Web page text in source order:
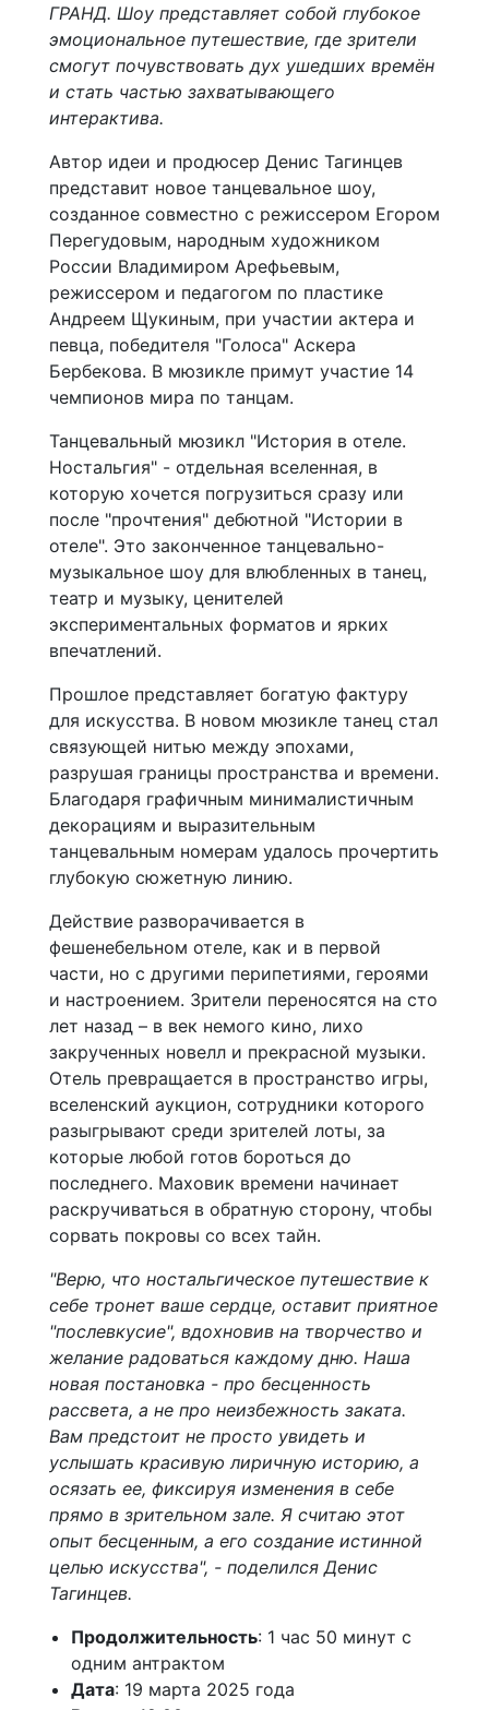
ГРАНД. Шоу представляет собой глубокое
эмоциональное путешествие, где зрители
смогут почувствовать дух ушедших времён
и стать частью захватывающего
интерактива.
Автор идеи и продюсер Денис Тагинцев
представит новое танцевальное шоу,
созданное совместно с режиссером Егором
Перегудовым, народным художником
России Владимиром Арефьевым,
режиссером и педагогом по пластике
Андреем Щукиным, при участии актера и
певца, победителя "Голоса" Аскера
Бербекова. В мюзикле примут участие 14
чемпионов мира по танцам.
Танцевальный мюзикл "История в отеле.
Ностальгия" - отдельная вселенная, в
которую хочется погрузиться сразу или
после "прочтения" дебютной "Истории в
отеле". Это законченное танцевально-
музыкальное шоу для влюбленных в танец,
театр и музыку, ценителей
экспериментальных форматов и ярких
впечатлений.
Прошлое представляет богатую фактуру
для искусства. В новом мюзикле танец стал
связующей нитью между эпохами,
разрушая границы пространства и времени.
Благодаря графичным минималистичным
декорациям и выразительным
танцевальным номерам удалось прочертить
глубокую сюжетную линию.
Действие разворачивается в
фешенебельном отеле, как и в первой
части, но с другими перипетиями, героями
и настроением. Зрители переносятся на сто
лет назад – в век немого кино, лихо
закрученных новелл и прекрасной музыки.
Отель превращается в пространство игры,
вселенский аукцион, сотрудники которого
разыгрывают среди зрителей лоты, за
которые любой готов бороться до
последнего. Маховик времени начинает
раскручиваться в обратную сторону, чтобы
сорвать покровы со всех тайн.
"Верю, что ностальгическое путешествие к
себе тронет ваше сердце, оставит приятное
"послевкусие", вдохновив на творчество и
желание радоваться каждому дню. Наша
новая постановка - про бесценность
рассвета, а не про неизбежность заката.
Вам предстоит не просто увидеть и
услышать красивую лиричную историю, а
осязать ее, фиксируя изменения в себе
прямо в зрительном зале. Я считаю этот
опыт бесценным, а его создание истинной
целью искусства", - поделился Денис
Тагинцев.
Продолжительность: 1 час 50 минут с
одним антрактом
Дата: 19 марта 2025 года